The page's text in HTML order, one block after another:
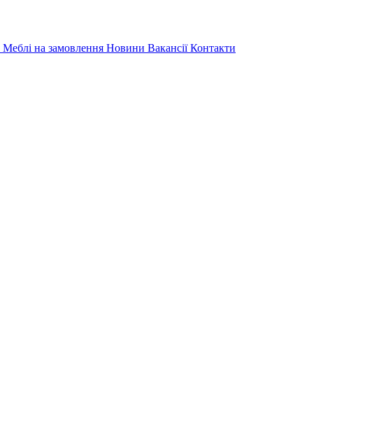
Меблі на замовлення Новини Вакансії Контакти